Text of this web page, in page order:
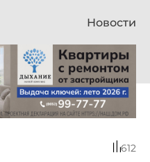
Новости
612